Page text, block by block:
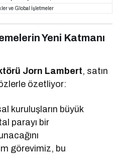
ve Global İşletmeler
Yeni Katmanı
Jorn Lambert, satın
özetliyor:
kuruluşların büyük
parayı bir
görevimiz, bu